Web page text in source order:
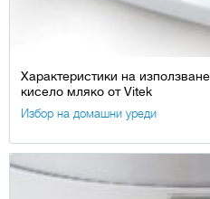
Характеристики на
кисело мляко от Vitek
Избор на домашни уреди